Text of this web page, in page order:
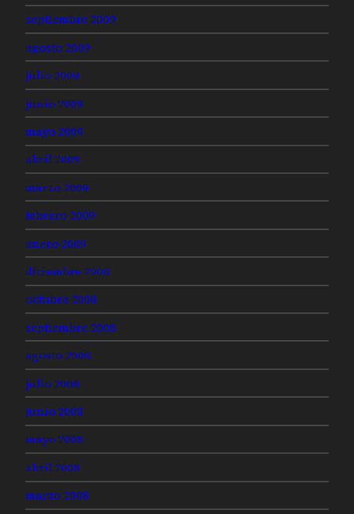
septiembre 2009
agosto 2009
julio 2009
junio 2009
mayo 2009
abril 2009
marzo 2009
febrero 2009
enero 2009
diciembre 2008
octubre 2008
septiembre 2008
agosto 2008
julio 2008
junio 2008
mayo 2008
abril 2008
marzo 2008